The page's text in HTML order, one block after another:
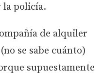
la policía.
de alquiler
se sabe cuánto)
supuestamente